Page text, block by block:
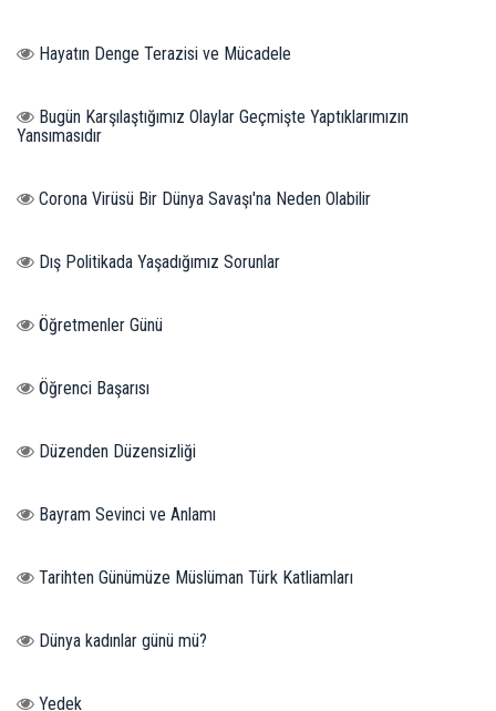
Hayatın Denge Terazisi ve Mücadele
Bugün Karşılaştığımız Olaylar Geçmişte Yaptıklarımızın
Yansımasıdır
Corona Virüsü Bir Dünya Savaşı'na Neden Olabilir
Dış Politikada Yaşadığımız Sorunlar
Öğretmenler Günü
Öğrenci Başarısı
Düzenden Düzensizliği
Bayram Sevinci ve Anlamı
Tarihten Günümüze Müslüman Türk Katliamları
Dünya kadınlar günü mü?
Yedek